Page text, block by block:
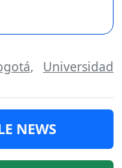
, Universidad
NEWS